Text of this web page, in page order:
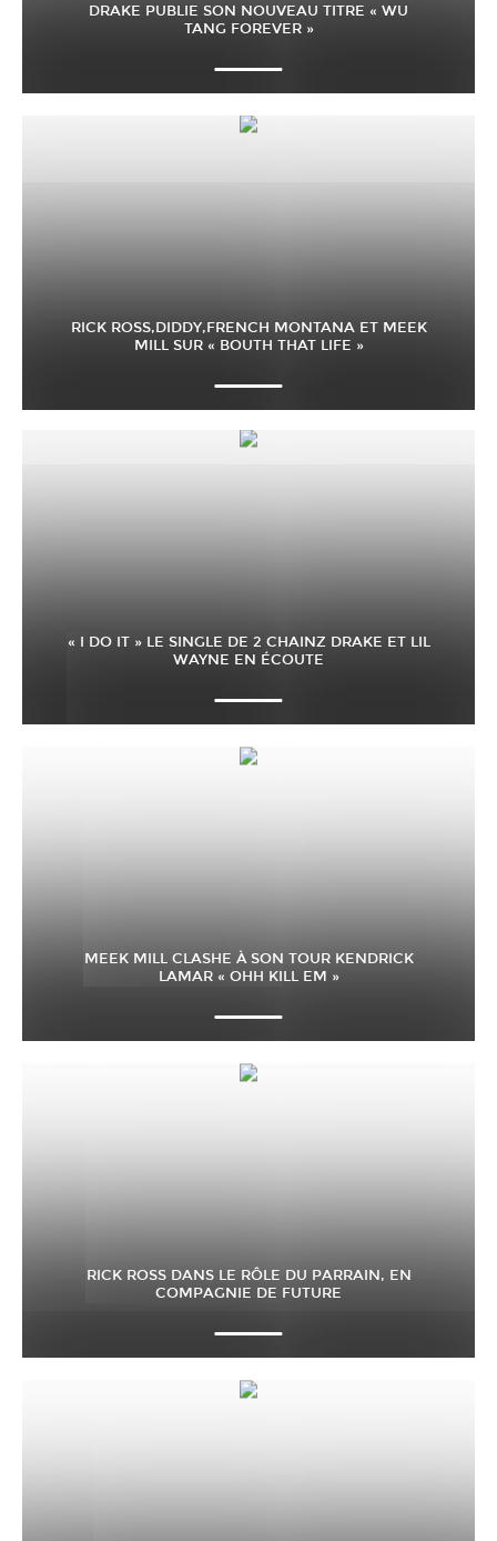
DRAKE PUBLIE SON NOUVEAU TITRE « WU
TANG FOREVER »
RICK ROSS,DIDDY,FRENCH MONTANA ET MEEK
MILL SUR « BOUTH THAT LIFE »
« I DO IT » LE SINGLE DE 2 CHAINZ DRAKE ET LIL
WAYNE EN ÉCOUTE
MEEK MILL CLASHE À SON TOUR KENDRICK
LAMAR « OHH KILL EM »
RICK ROSS DANS LE RÔLE DU PARRAIN, EN
COMPAGNIE DE FUTURE